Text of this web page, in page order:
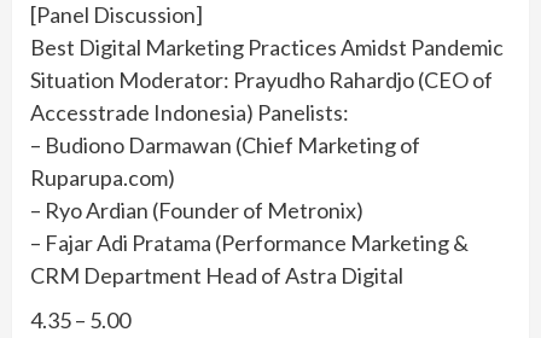
[Panel Discussion]
Best Digital Marketing Practices Amidst Pandemic
Situation Moderator: Prayudho Rahardjo (CEO of
Accesstrade Indonesia) Panelists:
– Budiono Darmawan (Chief Marketing of
Ruparupa.com)
– Ryo Ardian (Founder of Metronix)
– Fajar Adi Pratama (Performance Marketing &
CRM Department Head of Astra Digital
4.35 – 5.00